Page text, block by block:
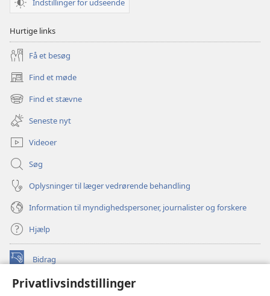
Privatlivsindstillinger
Indstillinger for udseende
Hurtige links
Få et besøg
Find et møde
(åbner
nyt
vindue)
Find et stævne
(åbner
nyt
vindue)
Seneste nyt
Videoer
Søg
Oplysninger til læger vedrørende behandling
Information til myndighedspersoner, journalister og forskere
Hjælp
Bidrag
(åbner
vindue)Watchtower ONLINE LIBRARY™